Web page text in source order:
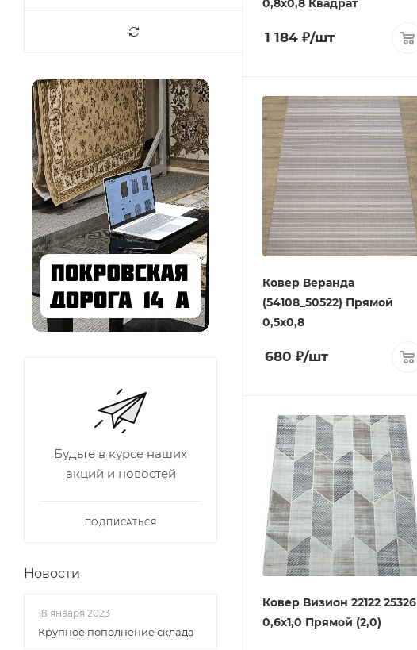
1 184 ₽/шт
Ковер Веранда
(54108_50522) Прямой
0,5х0,8
680 ₽/шт
Ковер Визион 22122 25326
0,6х1,0 Прямой (2,0)
Будьте в курсе наших
акций и новостей
ПОДПИСАТЬСЯ
Новости
18 января 2023
Крупное пополнение склада